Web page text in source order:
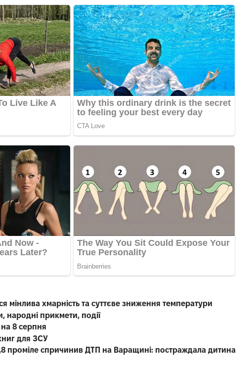
мінлива хмарність та суттєве зниження температури
народні прикмети, події
8 серпня
для ЗСУ
проміле спричинив ДТП на Варащині: постраждала дитина